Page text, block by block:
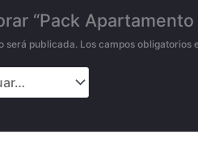
“Pack
será publicada. Los campos obligatorios